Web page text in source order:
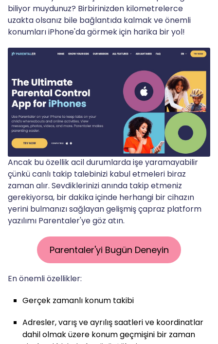
biliyor muydunuz? Birbirinizden kilometrelerce
uzakta olsanız bile bağlantıda kalmak ve önemli
konumları iPhone'da görmek için harika bir yol!
Ancak bu özellik acil durumlarda işe yaramayabilir
çünkü canlı takip talebinizi kabul etmeleri biraz
zaman alır. Sevdiklerinizi anında takip etmeniz
gerekiyorsa, bir dakika içinde herhangi bir cihazın
yerini bulmanızı sağlayan gelişmiş çapraz platform
yazılımı Parentaler'ye göz atın.
Parentaler'yi Bugün Deneyin
En önemli özellikler:
Gerçek zamanlı konum takibi
Adresler, varış ve ayrılış saatleri ve koordinatlar
dahil olmak üzere konum geçmişini bir zaman